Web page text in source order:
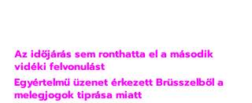
Az időjárás sem ronthatta el a második
vidéki felvonulást
Egyértelmű üzenet érkezett Brüsszelből a
melegjogok tiprása miatt